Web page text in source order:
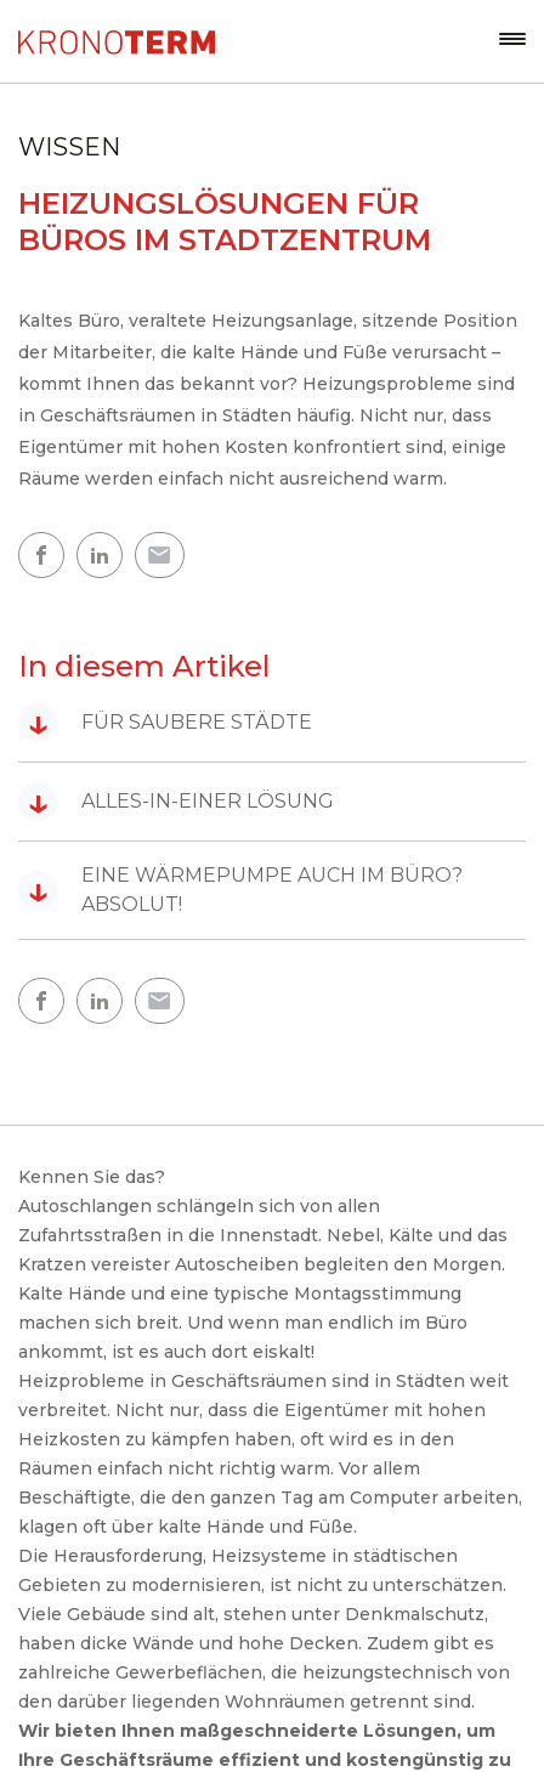
WISSEN
HEIZUNGSLÖSUNGEN FÜR
BÜROS IM STADTZENTRUM
Kaltes Büro, veraltete Heizungsanlage, sitzende Position
der Mitarbeiter, die kalte Hände und Füße verursacht –
kommt Ihnen das bekannt vor? Heizungsprobleme sind
in Geschäftsräumen in Städten häufig. Nicht nur, dass
Eigentümer mit hohen Kosten konfrontiert sind, einige
Räume werden einfach nicht ausreichend warm.
In diesem Artikel
↓ FÜR SAUBERE STÄDTE
↓ ALLES-IN-EINER LÖSUNG
↓
EINE WÄRMEPUMPE AUCH IM BÜRO?
ABSOLUT!
Kennen Sie das?
Autoschlangen schlängeln sich von allen
Zufahrtsstraßen in die Innenstadt. Nebel, Kälte und das
Kratzen vereister Autoscheiben begleiten den Morgen.
Kalte Hände und eine typische Montagsstimmung
machen sich breit. Und wenn man endlich im Büro
ankommt, ist es auch dort eiskalt!
Heizprobleme in Geschäftsräumen sind in Städten weit
verbreitet. Nicht nur, dass die Eigentümer mit hohen
Heizkosten zu kämpfen haben, oft wird es in den
Räumen einfach nicht richtig warm. Vor allem
Beschäftigte, die den ganzen Tag am Computer arbeiten,
klagen oft über kalte Hände und Füße.
Die Herausforderung, Heizsysteme in städtischen
Gebieten zu modernisieren, ist nicht zu unterschätzen.
Viele Gebäude sind alt, stehen unter Denkmalschutz,
haben dicke Wände und hohe Decken. Zudem gibt es
zahlreiche Gewerbeflächen, die heizungstechnisch von
den darüber liegenden Wohnräumen getrennt sind.
Wir bieten Ihnen maßgeschneiderte Lösungen, um
Ihre Geschäftsräume effizient und kostengünstig zu